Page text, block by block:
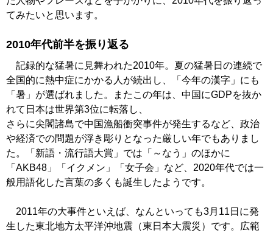
てみたいと思います。
2010年代前半を振り返る
記録的な猛暑に見舞われた2010年。夏の猛暑日の連続で
全国的に熱中症にかかる人が続出し、「今年の漢字」にも
「暑」が選ばれました。またこの年は、中国にGDPを抜か
れて日本は世界第3位に転落し、
さらに尖閣諸島で中国漁船衝突事件が発生するなど、政治
や経済での問題が浮き彫りとなった厳しい年でもありまし
た。「新語・流行語大賞」では「～なう」のほかに
「AKB48」「イクメン」「女子会」など、2020年代では一
般用語化した言葉の多くも誕生したようです。
2011年の大事件といえば、なんといっても3月11日に発
生した東北地方太平洋沖地震（東日本大震災）です。広範